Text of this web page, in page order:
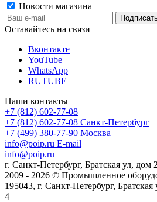
Новости магазина
Оставайтесь на связи
Вконтакте
YouTube
WhatsApp
RUTUBE
Наши контакты
+7 (812) 602-77-08
+7 (812) 602-77-08 Санкт-Петербург
+7 (499) 380-77-90 Москва
info@poip.ru E-mail
info@poip.ru
г. Санкт-Петербург, Братская ул,
2009 - 2026 © Промышленное
195043, г. Санкт-Петербург,
4